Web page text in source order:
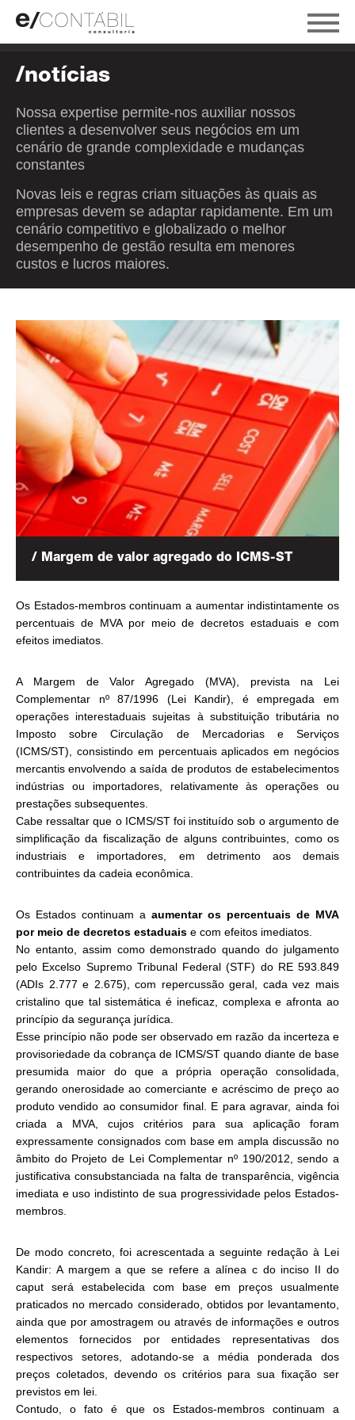
/notícias
Nossa expertise permite-nos auxiliar nossos
clientes a desenvolver seus negócios em um
cenário de grande complexidade e mudanças
constantes
Novas leis e regras criam situações às quais as
empresas devem se adaptar rapidamente. Em um
cenário competitivo e globalizado o melhor
desempenho de gestão resulta em menores
custos e lucros maiores.
/ Margem de valor agregado do ICMS-ST
Os Estados-membros continuam a aumentar indistintamente os
percentuais de MVA por meio de decretos estaduais e com
efeitos imediatos.
A Margem de Valor Agregado (MVA), prevista na Lei
Complementar nº 87/1996 (Lei Kandir), é empregada em
operações interestaduais sujeitas à substituição tributária no
Imposto sobre Circulação de Mercadorias e Serviços
(ICMS/ST), consistindo em percentuais aplicados em negócios
mercantis envolvendo a saída de produtos de estabelecimentos
indústrias ou importadores, relativamente às operações ou
prestações subsequentes.
Cabe ressaltar que o ICMS/ST foi instituído sob o argumento de
simplificação da fiscalização de alguns contribuintes, como os
industriais e importadores, em detrimento aos demais
contribuintes da cadeia econômica.
Os Estados continuam a aumentar os percentuais de MVA
por meio de decretos estaduais e com efeitos imediatos.
No entanto, assim como demonstrado quando do julgamento
pelo Excelso Supremo Tribunal Federal (STF) do RE 593.849
(ADIs 2.777 e 2.675), com repercussão geral, cada vez mais
cristalino que tal sistemática é ineficaz, complexa e afronta ao
princípio da segurança jurídica.
Esse princípio não pode ser observado em razão da incerteza e
provisoriedade da cobrança de ICMS/ST quando diante de base
presumida maior do que a própria operação consolidada,
gerando onerosidade ao comerciante e acréscimo de preço ao
produto vendido ao consumidor final. E para agravar, ainda foi
criada a MVA, cujos critérios para sua aplicação foram
expressamente consignados com base em ampla discussão no
âmbito do Projeto de Lei Complementar nº 190/2012, sendo a
justificativa consubstanciada na falta de transparência, vigência
imediata e uso indistinto de sua progressividade pelos Estados-
membros.
De modo concreto, foi acrescentada a seguinte redação à Lei
Kandir: A margem a que se refere a alínea c do inciso II do
caput será estabelecida com base em preços usualmente
praticados no mercado considerado, obtidos por levantamento,
ainda que por amostragem ou através de informações e outros
elementos fornecidos por entidades representativas dos
respectivos setores, adotando-se a média ponderada dos
preços coletados, devendo os critérios para sua fixação ser
previstos em lei.
Contudo, o fato é que os Estados-membros continuam a